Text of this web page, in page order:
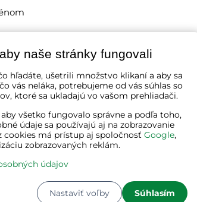
potiahnutá tkaninou Oxford 600D
naše stránky fungovali
hľadáte, ušetrili množstvo klikaní a aby sa
vás neláka, potrebujeme od vás súhlas so
ktoré sa ukladajú vo vašom prehliadači.
všetko fungovalo správne a podľa toho,
údaje sa používajú aj na zobrazovanie
má prístup aj spoločnosť Google,
zobrazovaných reklám.
údajov
Nastaviť voľby Súhlasím